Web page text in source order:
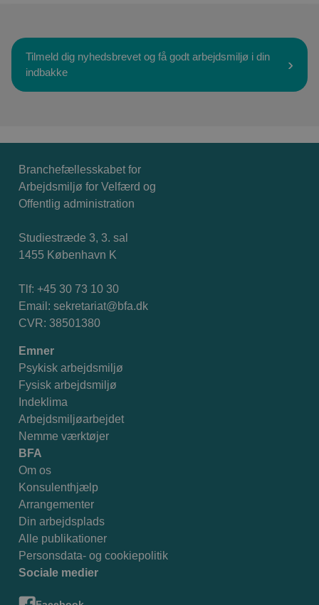
Tilmeld dig nyhedsbrevet og få godt arbejdsmiljø i din
indbakke
Branchefællesskabet for
Arbejdsmiljø for Velfærd og
Offentlig administration
Studiestræde 3, 3. sal
1455 København K
Tlf: +45 30 73 10 30
Email: sekretariat@bfa.dk
CVR: 38501380
Emner
Psykisk arbejdsmiljø
Fysisk arbejdsmiljø
Indeklima
Arbejdsmiljøarbejdet
Nemme værktøjer
BFA
Om os
Konsulenthjælp
Arrangementer
Din arbejdsplads
Alle publikationer
Personsdata- og cookiepolitik
Sociale medier